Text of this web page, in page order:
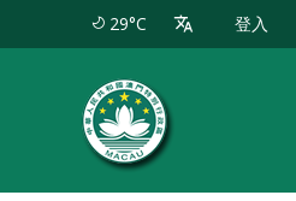
29°C 登入